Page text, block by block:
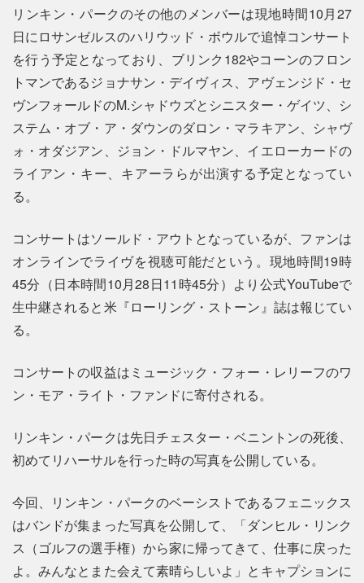
リンキン・パークのその他のメンバーは現地時間10月27
日にロサンゼルスのハリウッド・ボウルで追悼コンサート
を行う予定となっており、ブリンク182やコーンのフロン
トマンであるジョナサン・デイヴィス、アヴェンジド・セ
ヴンフォールドのM.シャドウズとシニスター・ゲイツ、シ
ステム・オブ・ア・ダウンのダロン・マラキアン、シャヴ
ォ・オダジアン、ジョン・ドルマヤン、イエローカードの
ライアン・キー、キアーラらが出演する予定となってい
る。
コンサートはソールド・アウトとなっているが、ファンは
オンラインでライヴを視聴可能だという。現地時間19時
45分（日本時間10月28日11時45分）より公式YouTubeで
生中継されると米『ローリング・ストーン』誌は報じてい
る。
コンサートの収益はミュージック・フォー・レリーフのワ
ン・モア・ライト・ファンドに寄付される。
リンキン・パークは先日チェスター・ベニントンの死後、
初めてリハーサルを行った時の写真を公開している。
今回、リンキン・パークのベーシストであるフェニックス
はバンドが集まった写真を公開して、「ダンヒル・リンク
ス（ゴルフの選手権）から家に帰ってきて、仕事に戻った
よ。みんなとまた会えて素晴らしいよ」とキャプションに